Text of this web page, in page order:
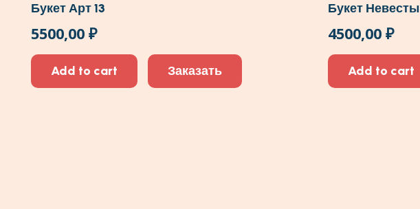
Букет Арт 13
5500,00 ₽
Add to cart Заказать
Букет
4500,00₽
Add to cart